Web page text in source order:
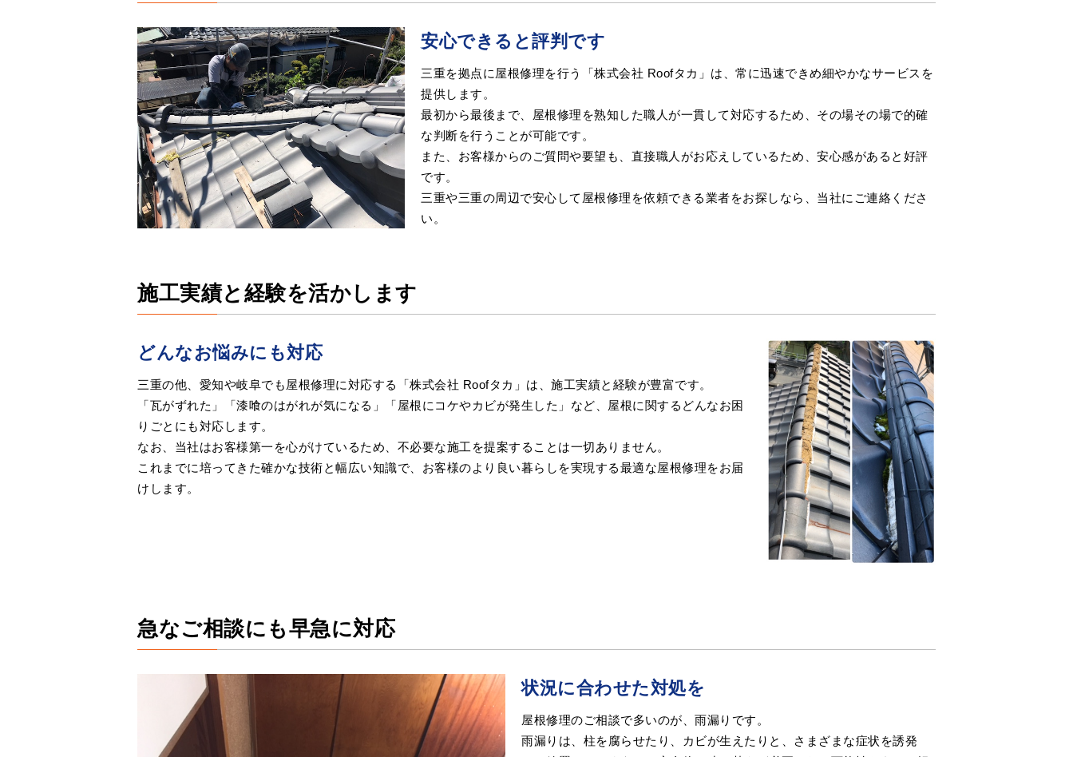
安心できると評判です
三重を拠点に屋根修理を行う「株式会社 Roofタカ」は、常に迅速できめ細やかなサービスを
提供します。
最初から最後まで、屋根修理を熟知した職人が一貫して対応するため、その場その場で的確
な判断を行うことが可能です。
また、お客様からのご質問や要望も、直接職人がお応えしているため、安心感があると好評
です。
三重や三重の周辺で安心して屋根修理を依頼できる業者をお探しなら、当社にご連絡くださ
い。
施工実績と経験を活かします
どんなお悩みにも対応
三重の他、愛知や岐阜でも屋根修理に対応する「株式会社 Roofタカ」は、施工実績と経験が豊富です。
「瓦がずれた」「漆喰のはがれが気になる」「屋根にコケやカビが発生した」など、屋根に関するどんなお困
りごとにも対応します。
なお、当社はお客様第一を心がけているため、不必要な施工を提案することは一切ありません。
これまでに培ってきた確かな技術と幅広い知識で、お客様のより良い暮らしを実現する最適な屋根修理をお届
けします。
急なご相談にも早急に対応
状況に合わせた対処を
屋根修理のご相談で多いのが、雨漏りです。
雨漏りは、柱を腐らせたり、カビが生えたりと、さまざまな症状を誘発